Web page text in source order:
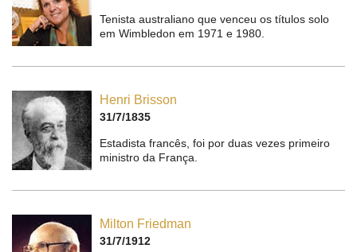
Tenista australiano que venceu os títulos solo
em Wimbledon em 1971 e 1980.
Henri Brisson
31/7/1835
Estadista francês, foi por duas vezes primeiro
ministro da França.
Milton Friedman
31/7/1912